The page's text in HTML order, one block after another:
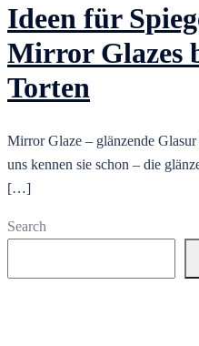
Ideen für
Mirror Glazes
Torten
Mirror Glaze – glänzende
uns kennen sie schon – die
[…]
Search